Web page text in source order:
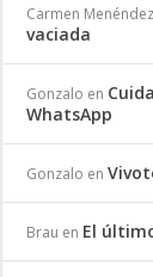
Carmen Menéndez
vaciada
Gonzalo en
WhatsApp
Gonzalo en
Brau en El